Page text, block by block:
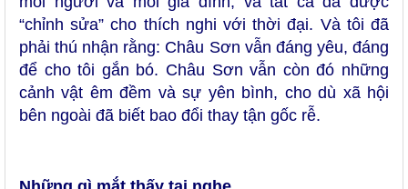
“chỉnh sửa” cho thích nghi với thời đại. Và tôi đã
phải thú nhận rằng: Châu Sơn vẫn đáng yêu, đáng
để cho tôi gắn bó. Châu Sơn vẫn còn đó những
cảnh vật êm đềm và sự yên bình, cho dù xã hội
bên ngoài đã biết bao đổi thay tận gốc rễ.